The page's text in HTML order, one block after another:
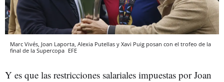
Marc Vivés, Joan Laporta, Alexia Putellas y Xavi Puig posan con el trofeo de la
final de la Supercopa EFE
Y es que las restricciones salariales impuestas por Joan